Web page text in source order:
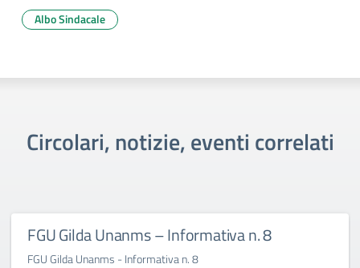
Albo Sindacale
Circolari, notizie, eventi correlati
FGU Gilda Unanms – Informativa n. 8
FGU Gilda Unanms - Informativa n. 8